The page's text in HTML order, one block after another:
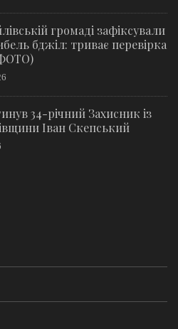
громаді зафіксували
бджіл: триває перевірка
34-річний Захисник із
Іван Скепський